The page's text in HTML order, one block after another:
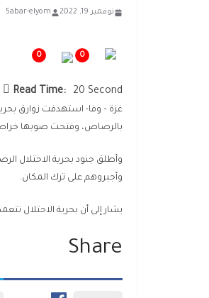
نوفمبر 19, 2022 5abar-elyom
0
0
Read Time: 20 Second
غزة – وفا- استهدفت زوارق
بالرصاص، وفتحت صوبها
وأطلق جنود بحرية الاحتلال
وأجبروهم على ترك المكان.
يشار إلى أن بحرية الاحتلال
Share